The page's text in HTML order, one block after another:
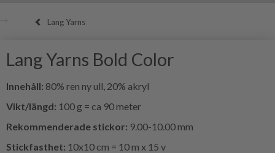
Lang Yarns
Lang Yarns Bold Color
Innehåll: 80% ren ny ull, 20% akryl
Vikt/längd: 100 g = ca 90 meter
Rekommenderade stickor: 9.00-10.00 mm
Stickfasthet: 10x10 cm = 10 m x 15 v